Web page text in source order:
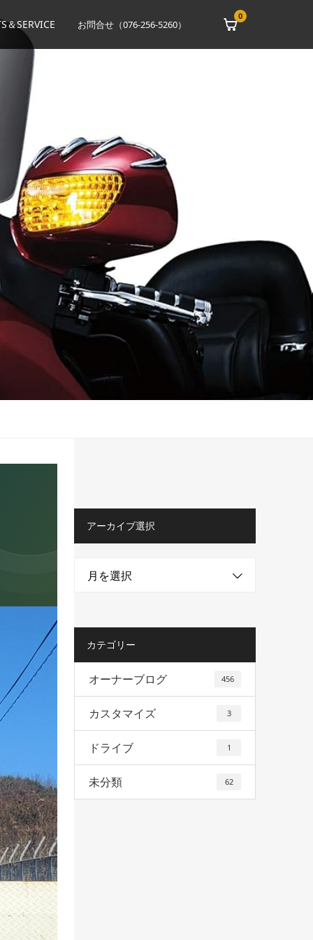
＆SERVICE お問合せ（076-256-5260）
0
アーカイブ選択
月を選択
カテゴリー
オーナーブログ 456
カスタマイズ 3
ドライブ 1
未分類 62